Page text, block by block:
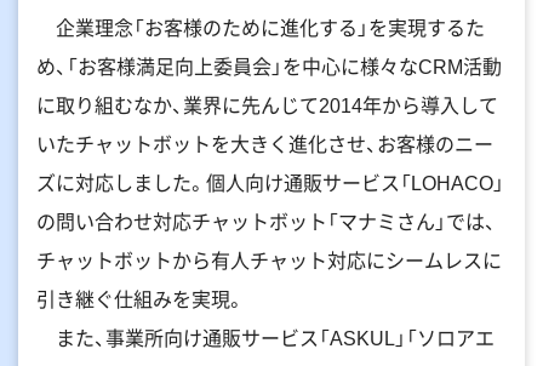
企業理念「お客様のために進化する」を実現するた
め、「お客様満足向上委員会」を中心に様々なCRM活動
に取り組むなか、業界に先んじて2014年から導入して
いたチャットボットを大きく進化させ、お客様のニー
ズに対応しました。個人向け通販サービス「LOHACO」
の問い合わせ対応チャットボット「マナミさん」では、
チャットボットから有人チャット対応にシームレスに
引き継ぐ仕組みを実現。
また、事業所向け通販サービス「ASKUL」「ソロアエ